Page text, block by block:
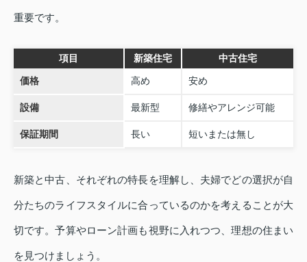
重要です。
項目 新築住宅 中古住宅
価格 高め 安め
設備 最新型 修繕やアレンジ可能
保証期間 長い 短いまたは無し
新築と中古、それぞれの特長を理解し、夫婦でどの選択が自
分たちのライフスタイルに合っているのかを考えることが大
切です。予算やローン計画も視野に入れつつ、理想の住まい
を見つけましょう。